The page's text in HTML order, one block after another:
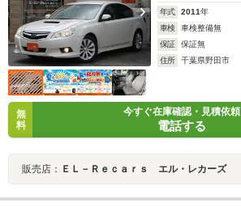
年式 2011年
車検
車検整備無
保証
保証無
住所
千葉県野田市
無
料
今すぐ在庫確認・見積依頼
電話する
販売店： ＥＬ－Ｒｅｃａｒｓ エル・レカーズ